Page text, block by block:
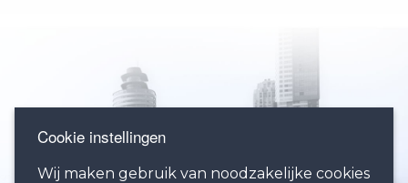
Cookie instellingen
Wij maken gebruik van noodzakelijke cookies